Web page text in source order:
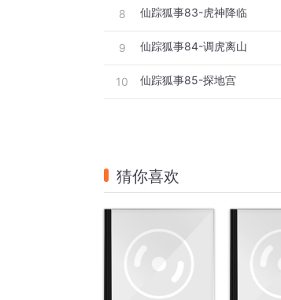
8 仙踪狐事83-虎神降临
9 仙踪狐事84-调虎离山
10 仙踪狐事85-探地宫
猜你喜欢